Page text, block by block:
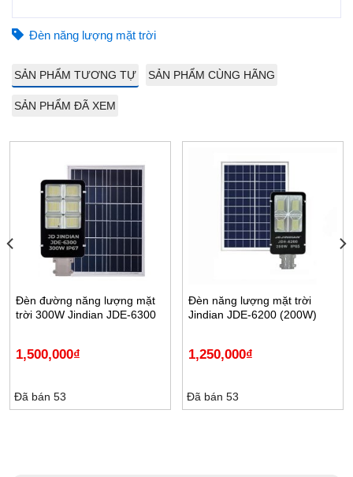
Đèn năng lượng mặt trời
SẢN PHẨM TƯƠNG TỰ SẢN PHẨM CÙNG HÃNG
SẢN PHẨM ĐÃ XEM
Đèn đường năng lượng mặt
trời 300W Jindian JDE-6300
1,500,000₫
Đã bán 53
Đèn năng lượng mặt trời
Jindian JDE-6200 (200W)
1,250,000₫
Đã bán 53